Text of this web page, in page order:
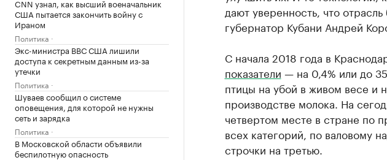
CNN узнал, как высший военачальник
США пытается закончить войну с
Ираном
Политика
Экс-министра ВВС США лишили
доступа к секретным данным из-за
утечки
Политика
Шуваев сообщил о системе
оповещения, для которой не нужны
сеть и зарядка
Политика
В Московской области объявили
беспилотную опасность
дают уверенность, что
губернатор Кубани Андрей
С начала 2018 года в
показатели — на 0,4% или до
птицы на убой в живом весе и
производстве молока. На
четвертом месте в стране по
всех категорий, по валовому
строчки на третью.